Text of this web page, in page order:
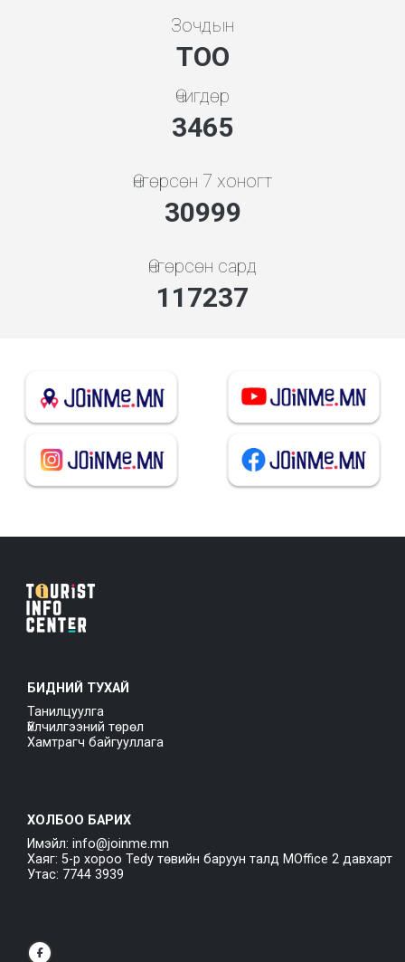
Зочдын
ТОО
Өчигдөр
3731
Өнгөрсөн 7 хоногт
33383
Өнгөрсөн сард
126256
БИДНИЙ ТУХАЙ
Танилцуулга
Үйлчилгээний төрөл
Хамтрагч байгууллага
ХОЛБОО БАРИХ
Имэйл: info@joinme.mn
Хаяг: 5-р хороо Tedy төвийн баруун талд MOffice 2 давхарт
Утас: 7744 3939